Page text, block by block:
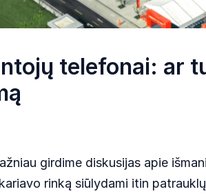
telefonai: ar
girdime diskusijas apie
rinką siūlydami itin